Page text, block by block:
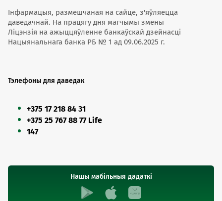
по 5 мая (вторник). Рабочий день: 9 мая (суббота).
Праздник начала лета: 19 июня. Выходные дни с
19 июня (пятница) по 21 июня (воскресенье).
Праздник середины осени: 25 сентября.
сентября (воскресенье).
с 1 октября (четверг) по 7 октября (среда).
Інфармацыя, размешчаная на сайце, з'яўляецца
даведачнай. На працягу дня магчымы змены
Ліцэнзія на ажыццяўленне банкаўскай дзейнасці
Нацыянальнага банка РБ № 1 ад 09.06.2025 г.
Тэлефоны для даведак
+375 17 218 84 31
+375 25 767 88 77 Life
147
Нашы мабільныя дадаткі